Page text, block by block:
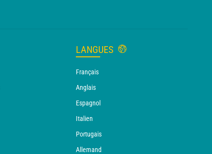
LANGUES
Français
Anglais
Espagnol
Italien
Portugais
Allemand